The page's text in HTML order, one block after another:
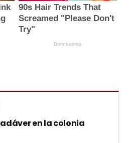
en la colonia